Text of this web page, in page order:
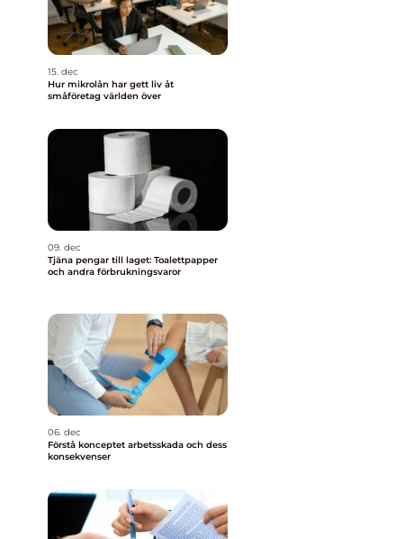
15. dec
Hur mikrolån har gett liv åt
småföretag världen över
09. dec
Tjäna pengar till laget: Toalettpapper
och andra förbrukningsvaror
06. dec
Förstå konceptet arbetsskada och dess
konsekvenser